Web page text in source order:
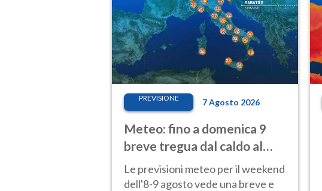
PREVISIONE 7 Agosto 2026
Meteo: fino a domenica 9
breve tregua dal caldo al
Nord! Altrove calura e afa
Le previsioni meteo per il weekend
dell'8-9 agosto vede una breve e